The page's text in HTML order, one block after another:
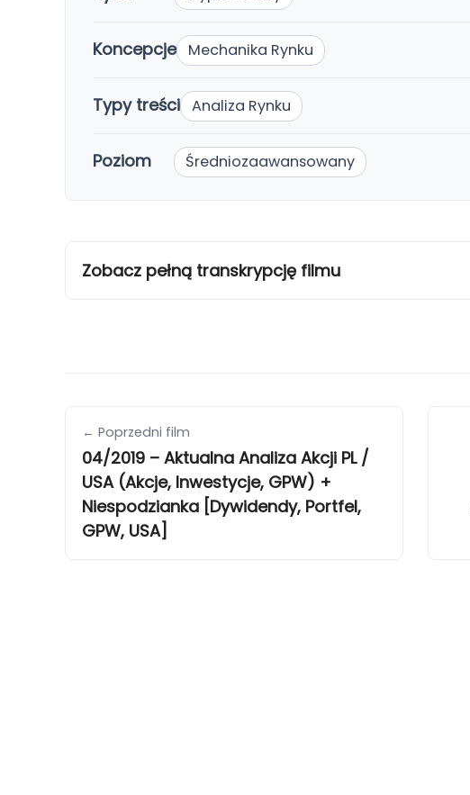
Koncepcje Mechanika Rynku
Typy treści Analiza Rynku
Poziom Średniozaawansowany
Zobacz pełną transkrypcję filmu
← Poprzedni film
04/2019 – Aktualna Analiza Akcji PL /
USA (Akcje, Inwestycje, GPW) +
Niespodzianka [Dywidendy, Portfel,
GPW, USA]